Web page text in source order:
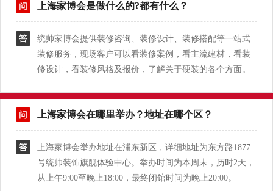
上海家博会是做什么的?都有什么？
统帅家博会提供装修咨询、装修设计、装修搭配等一站式
装修服务，现场客户可以看装修案例，看主流建材，看装
修设计，看装修风格及报价，了解关于硬装的各个方面。
上海家博会在哪里举办？地址在哪个区？
上海家博会举办地址在浦东新区，详细地址为东方路1877
号统帅装饰旗舰体验中心。举办时间为本周末，历时2天，
从上午9:00至晚上18:00，最终闭馆时间为晚上20:00。